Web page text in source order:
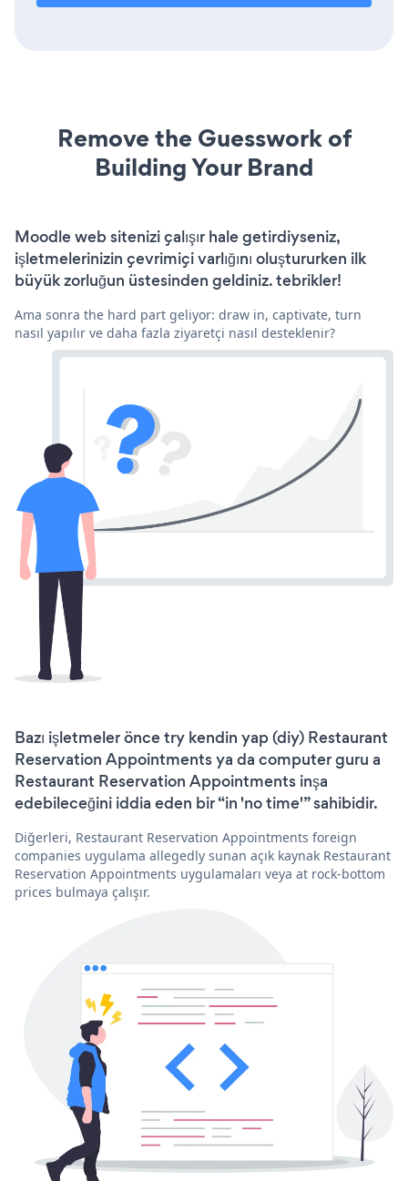
Remove the Guesswork of
Building Your Brand
Moodle web sitenizi çalışır hale getirdiyseniz,
işletmelerinizin çevrimiçi varlığını oluştururken ilk
büyük zorluğun üstesinden geldiniz. tebrikler!
Ama sonra the hard part geliyor: draw in, captivate, turn
nasıl yapılır ve daha fazla ziyaretçi nasıl desteklenir?
Bazı işletmeler önce try kendin yap (diy) Restaurant
Reservation Appointments ya da computer guru a
Restaurant Reservation Appointments inşa
edebileceğini iddia eden bir “in 'no time'” sahibidir.
Diğerleri, Restaurant Reservation Appointments foreign
companies uygulama allegedly sunan açık kaynak Restaurant
Reservation Appointments uygulamaları veya at rock-bottom
prices bulmaya çalışır.